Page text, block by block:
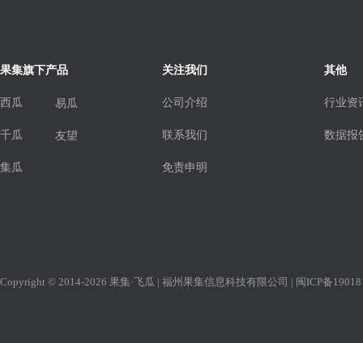
果集旗下产品
西瓜
千瓜
集瓜
易瓜
友望
关注我们
公司介绍
联系我们
免责申明
其他
行业资
数据报
Copyright © 2014-2026 果集·飞瓜 | 福州果集信息科技有限公司 | 闽ICP备